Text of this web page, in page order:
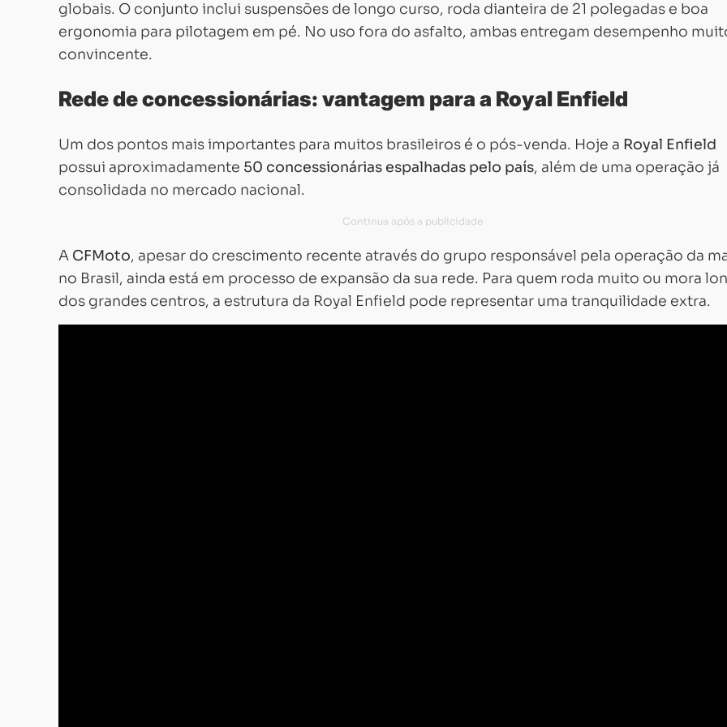
globais. O conjunto inclui suspensões de longo curso, roda dianteira de 21 polegadas e boa
ergonomia para pilotagem em pé. No uso fora do asfalto, ambas entregam desempenho
convincente.
Rede de concessionárias: vantagem para a Royal Enfield
Um dos pontos mais importantes para muitos brasileiros é o pós-venda. Hoje a Royal Enfield
possui aproximadamente 50 concessionárias espalhadas pelo país, além de uma operação já
consolidada no mercado nacional.
A CFMoto, apesar do crescimento recente através do grupo responsável pela operação da
no Brasil, ainda está em processo de expansão da sua rede. Para quem roda muito ou mora
dos grandes centros, a estrutura da Royal Enfield pode representar uma tranquilidade extra.